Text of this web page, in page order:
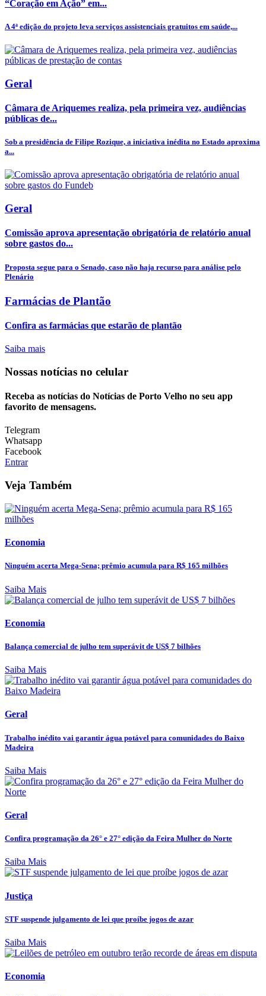
“Coração em Ação” em...
A 4ª edição do projeto leva serviços assistenciais gratuitos em saúde,...
Geral
Câmara de Ariquemes realiza, pela primeira vez, audiências
públicas de...
Sob a presidência de Filipe Rozique, a iniciativa inédita no Estado aproxima
a...
Geral
Comissão aprova apresentação obrigatória de relatório anual
sobre gastos do...
Proposta segue para o Senado, caso não haja recurso para análise pelo
Plenário
Farmácias de Plantão
Confira as farmácias que estarão de plantão
Saiba mais
Nossas notícias no celular
Receba as notícias do Notícias de Porto Velho no seu app
favorito de mensagens.
Telegram
Whatsapp
Facebook
Entrar
Veja Também
Economia
Ninguém acerta Mega-Sena; prêmio acumula para R$ 165 milhões
Saiba Mais
Economia
Balança comercial de julho tem superávit de US$ 7 bilhões
Saiba Mais
Geral
Trabalho inédito vai garantir água potável para comunidades do Baixo
Madeira
Saiba Mais
Geral
Confira programação da 26° e 27° edição da Feira Mulher do Norte
Saiba Mais
Justiça
STF suspende julgamento de lei que proíbe jogos de azar
Saiba Mais
Economia